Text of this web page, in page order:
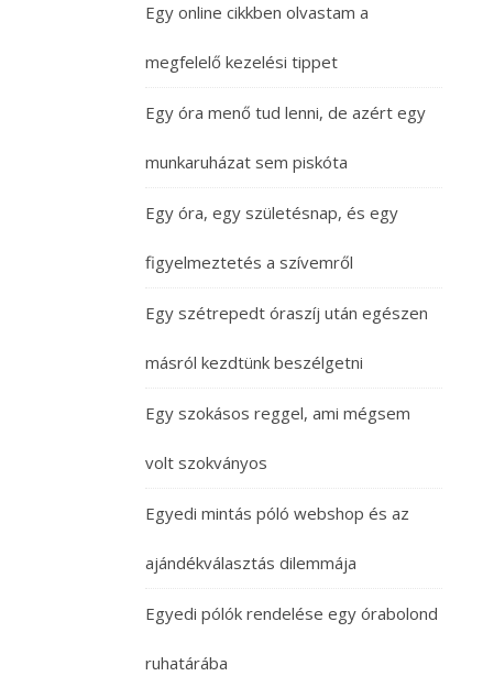
Egy online cikkben olvastam a
megfelelő kezelési tippet
Egy óra menő tud lenni, de azért egy
munkaruházat sem piskóta
Egy óra, egy születésnap, és egy
figyelmeztetés a szívemről
Egy szétrepedt óraszíj után egészen
másról kezdtünk beszélgetni
Egy szokásos reggel, ami mégsem
volt szokványos
Egyedi mintás póló webshop és az
ajándékválasztás dilemmája
Egyedi pólók rendelése egy órabolond
ruhatárába